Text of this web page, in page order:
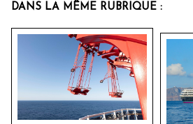
DANS LA MÊME RUBRIQUE :